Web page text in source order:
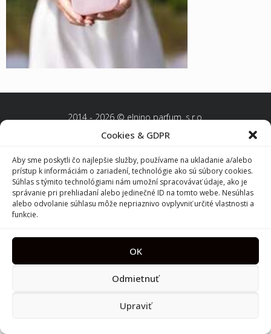
Cookies & GDPR
Aby sme poskytli čo najlepšie služby, používame na ukladanie a/alebo
prístup k informáciám o zariadení, technológie ako sú súbory cookies.
Súhlas s týmito technológiami nám umožní spracovávať údaje, ako je
správanie pri prehliadaní alebo jedinečné ID na tomto webe. Nesúhlas
alebo odvolanie súhlasu môže nepriaznivo ovplyvniť určité vlastnosti a
funkcie.
OK
Odmietnuť
Upraviť
2014 - 2026 © elnino parfum, s.r.o.